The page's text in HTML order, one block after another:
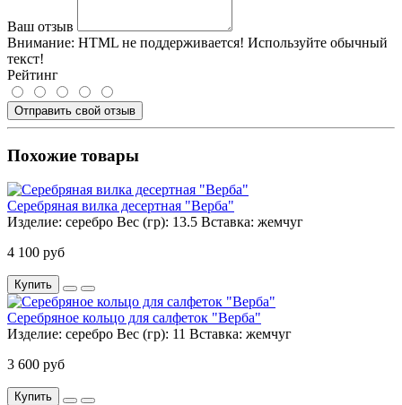
Ваш отзыв
Внимание: HTML не поддерживается! Используйте обычный
текст!
Рейтинг
Отправить свой отзыв
Похожие товары
Серебряная вилка десертная "Верба"
Изделие: серебро Вес (гр): 13.5 Вставка: жемчуг
4 100 руб
Купить
Серебряное кольцо для салфеток "Верба"
Изделие: серебро Вес (гр): 11 Вставка: жемчуг
3 600 руб
Купить